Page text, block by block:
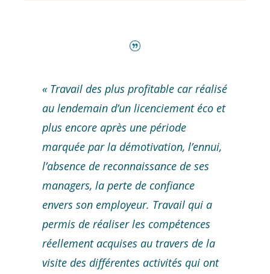
« Travail des plus profitable car réalisé
au lendemain d’un licenciement éco et
plus encore après une période
marquée par la démotivation, l’ennui,
l’absence de reconnaissance de ses
managers, la perte de confiance
envers son employeur. Travail qui a
permis de réaliser les compétences
réellement acquises au travers de la
visite des différentes activités qui ont